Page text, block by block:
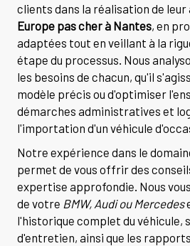
clients dans la réalisation de leur
Europe pas cher à Nantes, en
adaptées tout en veillant à la
étape du processus. Nous
les besoins de chacun, qu'il
modèle précis ou d'optimiser
démarches administratives et
l'importation d'un véhicule
Notre expérience dans le
permet de vous offrir des
expertise approfondie. Nous
de votre BMW, Audi ou Mercedes
l'historique complet du véhicule,
d'entretien, ainsi que les